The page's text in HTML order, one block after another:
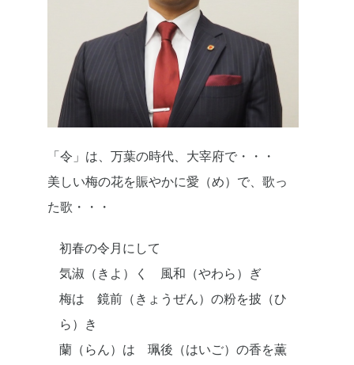
「令」は、万葉の時代、大宰府で・・・
美しい梅の花を賑やかに愛（め）で、歌っ
た歌・・・
初春の令月にして
気淑（きよ）く 風和（やわら）ぎ
梅は 鏡前（きょうぜん）の粉を披（ひ
ら）き
蘭（らん）は 珮後（はいご）の香を薫